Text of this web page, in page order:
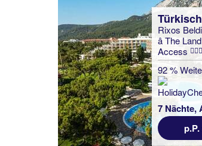
Rixos
â The
Access
92 %
7 Nächte,